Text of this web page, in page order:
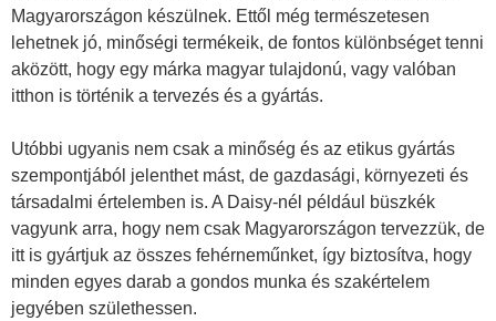
Magyarországon készülnek. Ettől még természetesen
lehetnek jó, minőségi termékeik, de fontos különbséget tenni
aközött, hogy egy márka magyar tulajdonú, vagy valóban
itthon is történik a tervezés és a gyártás.
Utóbbi ugyanis nem csak a minőség és az etikus gyártás
szempontjából jelenthet mást, de gazdasági, környezeti és
társadalmi értelemben is. A Daisy-nél például büszkék
vagyunk arra, hogy nem csak Magyarországon tervezzük, de
itt is gyártjuk az összes fehérneműnket, így biztosítva, hogy
minden egyes darab a gondos munka és szakértelem
jegyében születhessen.